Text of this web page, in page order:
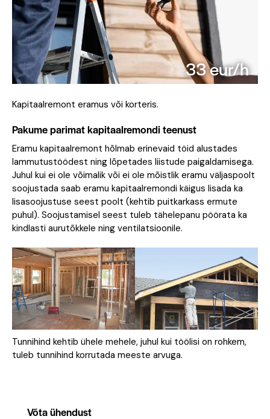
33 eur/h
Kapitaalremont eramus või korteris.
Pakume parimat kapitaalremondi teenust
Eramu kapitaalremont hõlmab erinevaid töid alustades
lammutustöödest ning lõpetades liistude paigaldamisega.
Juhul kui ei ole võimalik või ei ole mõistlik eramu väljaspoolt
soojustada saab eramu kapitaalremondi käigus lisada ka
lisasoojustuse seest poolt (kehtib puitkarkass ermute
puhul). Soojustamisel seest tuleb tähelepanu pöörata ka
kindlasti aurutõkkele ning ventilatsioonile.
Tunnihind kehtib ühele mehele, juhul kui töölisi on rohkem,
tuleb tunnihind korrutada meeste arvuga.
Võta ühendust